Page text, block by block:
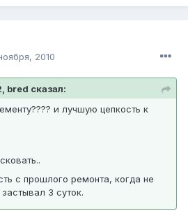
2010
bred сказал:
и лучшую цепкость к
с прошлого ремонта, когда не
3 суток.